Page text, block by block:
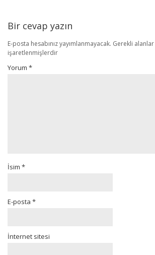
Bir cevap yazın
E-posta hesabınız yayımlanmayacak. Gerekli alanlar
işaretlenmişlerdir
Yorum *
İsim *
E-posta *
İnternet sitesi